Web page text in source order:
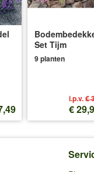
Set Tijm
9 planten
i.p.v.€
€